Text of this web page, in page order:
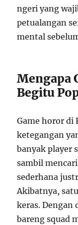
ngeri yang
petualangan
mental
Mengapa
Begitu
Game horor di
ketegangan
banyak player
sambil
sederhana
Akibatnya,
keras. Dengan
bareng squad